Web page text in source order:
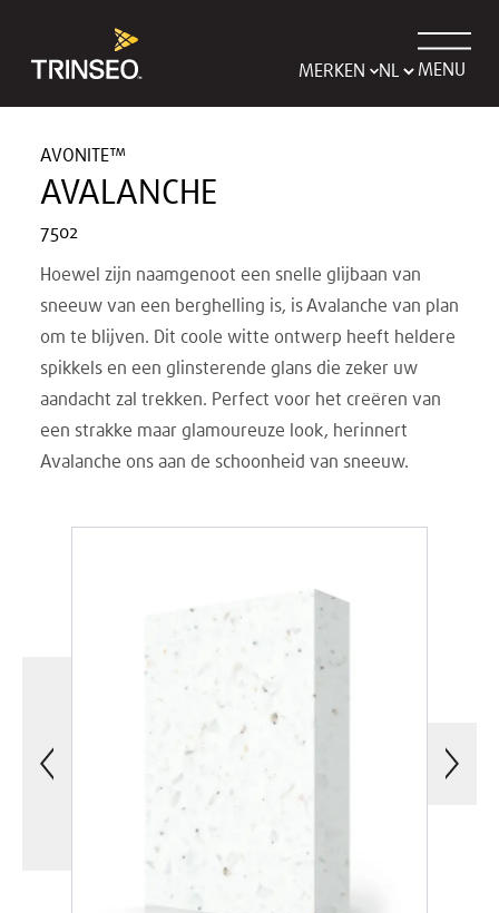
MERKEN MENU
AVONITE™
AVALANCHE
7502
Hoewel zijn naamgenoot een snelle glijbaan van
sneeuw van een berghelling is, is Avalanche van plan
om te blijven. Dit coole witte ontwerp heeft heldere
spikkels en een glinsterende glans die zeker uw
aandacht zal trekken. Perfect voor het creëren van
een strakke maar glamoureuze look, herinnert
Avalanche ons aan de schoonheid van sneeuw.